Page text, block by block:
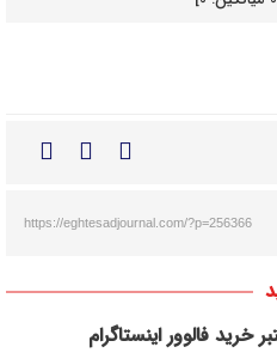
https://eghtesadjournal.com/?p=256366